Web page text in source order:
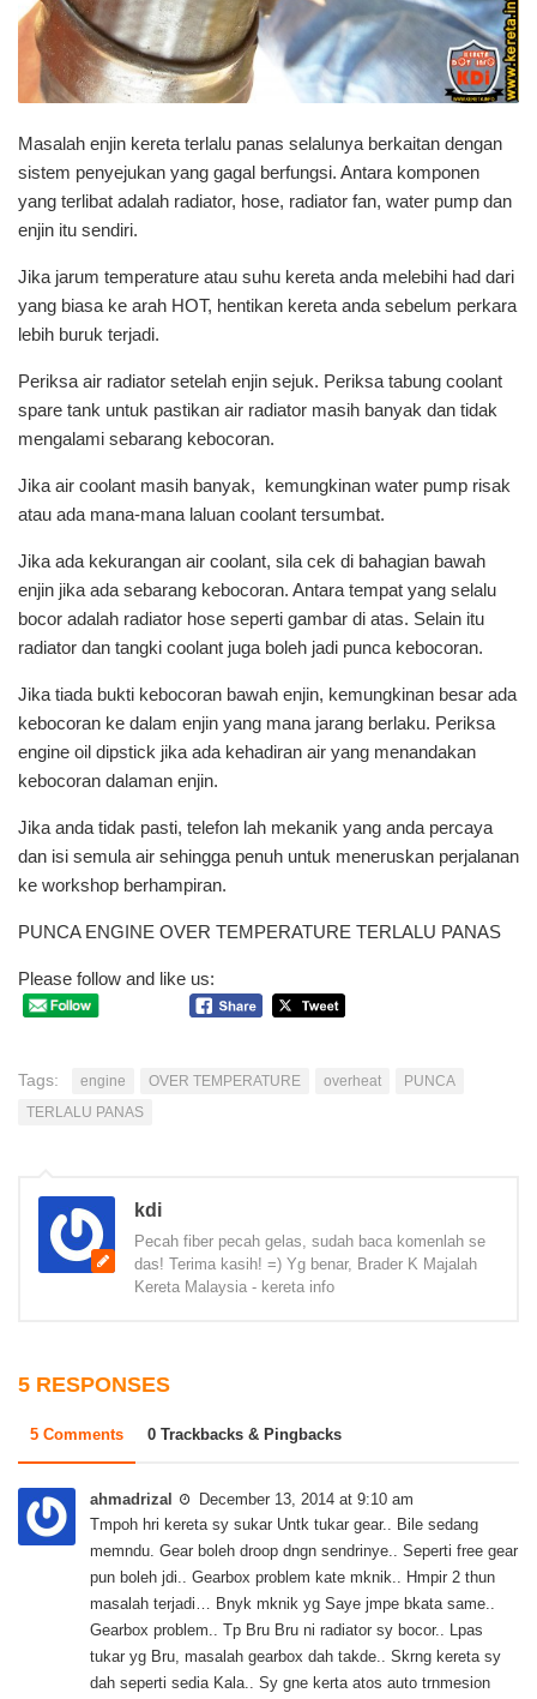
Masalah enjin kereta terlalu panas selalunya berkaitan dengan
sistem penyejukan yang gagal berfungsi. Antara komponen
yang terlibat adalah radiator, hose, radiator fan, water pump dan
enjin itu sendiri.
Jika jarum temperature atau suhu kereta anda melebihi had dari
yang biasa ke arah HOT, hentikan kereta anda sebelum perkara
lebih buruk terjadi.
Periksa air radiator setelah enjin sejuk. Periksa tabung coolant
spare tank untuk pastikan air radiator masih banyak dan tidak
mengalami sebarang kebocoran.
Jika air coolant masih banyak, kemungkinan water pump risak
atau ada mana-mana laluan coolant tersumbat.
Jika ada kekurangan air coolant, sila cek di bahagian bawah
enjin jika ada sebarang kebocoran. Antara tempat yang selalu
bocor adalah radiator hose seperti gambar di atas. Selain itu
radiator dan tangki coolant juga boleh jadi punca kebocoran.
Jika tiada bukti kebocoran bawah enjin, kemungkinan besar ada
kebocoran ke dalam enjin yang mana jarang berlaku. Periksa
engine oil dipstick jika ada kehadiran air yang menandakan
kebocoran dalaman enjin.
Jika anda tidak pasti, telefon lah mekanik yang anda percaya
dan isi semula air sehingga penuh untuk meneruskan perjalanan
ke workshop berhampiran.
PUNCA ENGINE OVER TEMPERATURE TERLALU PANAS
Please follow and like us:
Tags: engine OVER TEMPERATURE overheat
PUNCA
TERLALU PANAS
kdi
Pecah fiber pecah gelas, sudah baca komenlah se
das! Terima kasih! =) Yg benar, Brader K Majalah
Kereta Malaysia - kereta info
5 RESPONSES
5 Comments 0 Trackbacks & Pingbacks
ahmadrizal
December 13, 2014 at 9:10 am
Tmpoh hri kereta sy sukar Untk tukar gear.. Bile sedang
memndu. Gear boleh droop dngn sendrinye.. Seperti free gear
pun boleh jdi.. Gearbox problem kate mknik.. Hmpir 2 thun
masalah terjadi… Bnyk mknik yg Saye jmpe bkata same..
Gearbox problem.. Tp Bru Bru ni radiator sy bocor.. Lpas
tukar yg Bru, masalah gearbox dah takde.. Skrng kereta sy
dah seperti sedia Kala.. Sy gne kerta atos auto trnmesion